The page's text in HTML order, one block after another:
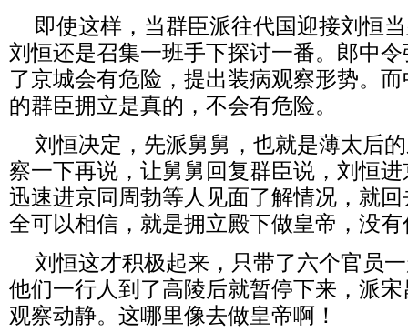
即使这样，当群臣派往代国迎接刘恒
刘恒还是召集一班手下探讨一番。郎中
了京城会有危险，提出装病观察形势。
的群臣拥立是真的，不会有危险。
刘恒决定，先派舅舅，也就是薄太后
察一下再说，让舅舅回复群臣说，刘恒
迅速进京同周勃等人见面了解情况，就
全可以相信，就是拥立殿下做皇帝，没
刘恒这才积极起来，只带了六个官员
他们一行人到了高陵后就暂停下来，派
观察动静。这哪里像去做皇帝啊！